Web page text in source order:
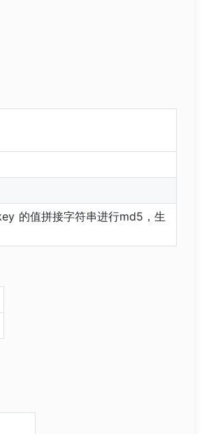
的值拼接字符串进行md5，生